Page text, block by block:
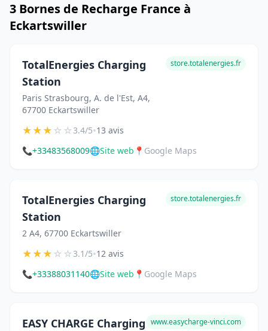
3 Bornes de Recharge France à
Eckartswiller
TotalEnergies Charging
Station
Paris Strasbourg, A. de l'Est, A4,
67700 Eckartswiller
store.totalenergies.fr
★★★☆☆3.4/5•13 avis
📞+33483568009🌐Site web 📍 Google Maps
TotalEnergies Charging
Station
2 A4, 67700 Eckartswiller
store.totalenergies.fr
★★★☆☆3.1/5•12 avis
📞+33388031140🌐Site web 📍 Google Maps
EASY CHARGE Charging www.easycharge-vinci.com